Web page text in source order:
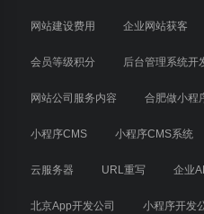
网站建设费用 企业网站获客
会员等级积分 后台管理系统开
网站公司服务内容 合肥做小程
小程序CMS 小程序CMS系统
云服务器 URL重写 企业
北京App开发公司 小程序开发